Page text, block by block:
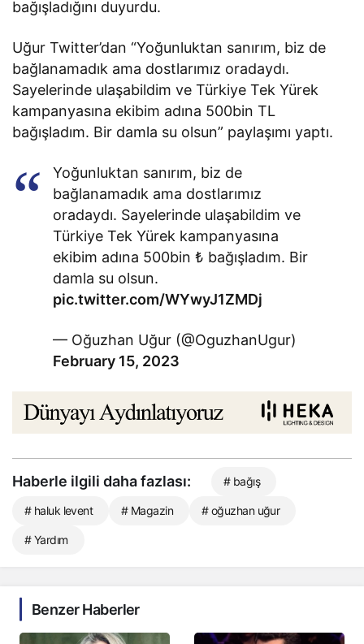
bağışladığını duyurdu.
Uğur Twitter’dan “Yoğunluktan sanırım, biz de
bağlanamadık ama dostlarımız oradaydı.
Sayelerinde ulaşabildim ve Türkiye Tek Yürek
kampanyasına ekibim adına 500bin TL
bağışladım. Bir damla su olsun” paylaşımı yaptı.
Yoğunluktan sanırım, biz de
bağlanamadık ama dostlarımız
oradaydı. Sayelerinde ulaşabildim ve
Türkiye Tek Yürek kampanyasına
ekibim adına 500bin ₺ bağışladım. Bir
damla su olsun.
pic.twitter.com/WYwyJ1ZMDj
— Oğuzhan Uğur (@OguzhanUgur)
February 15, 2023
Haberle ilgili daha fazlası: # bağış
# haluk levent # Magazin # oğuzhan uğur
# Yardım
Benzer Haberler